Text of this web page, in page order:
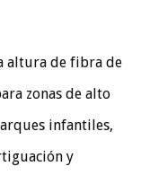
altura de fibra de
zonas de alto
infantiles,
y